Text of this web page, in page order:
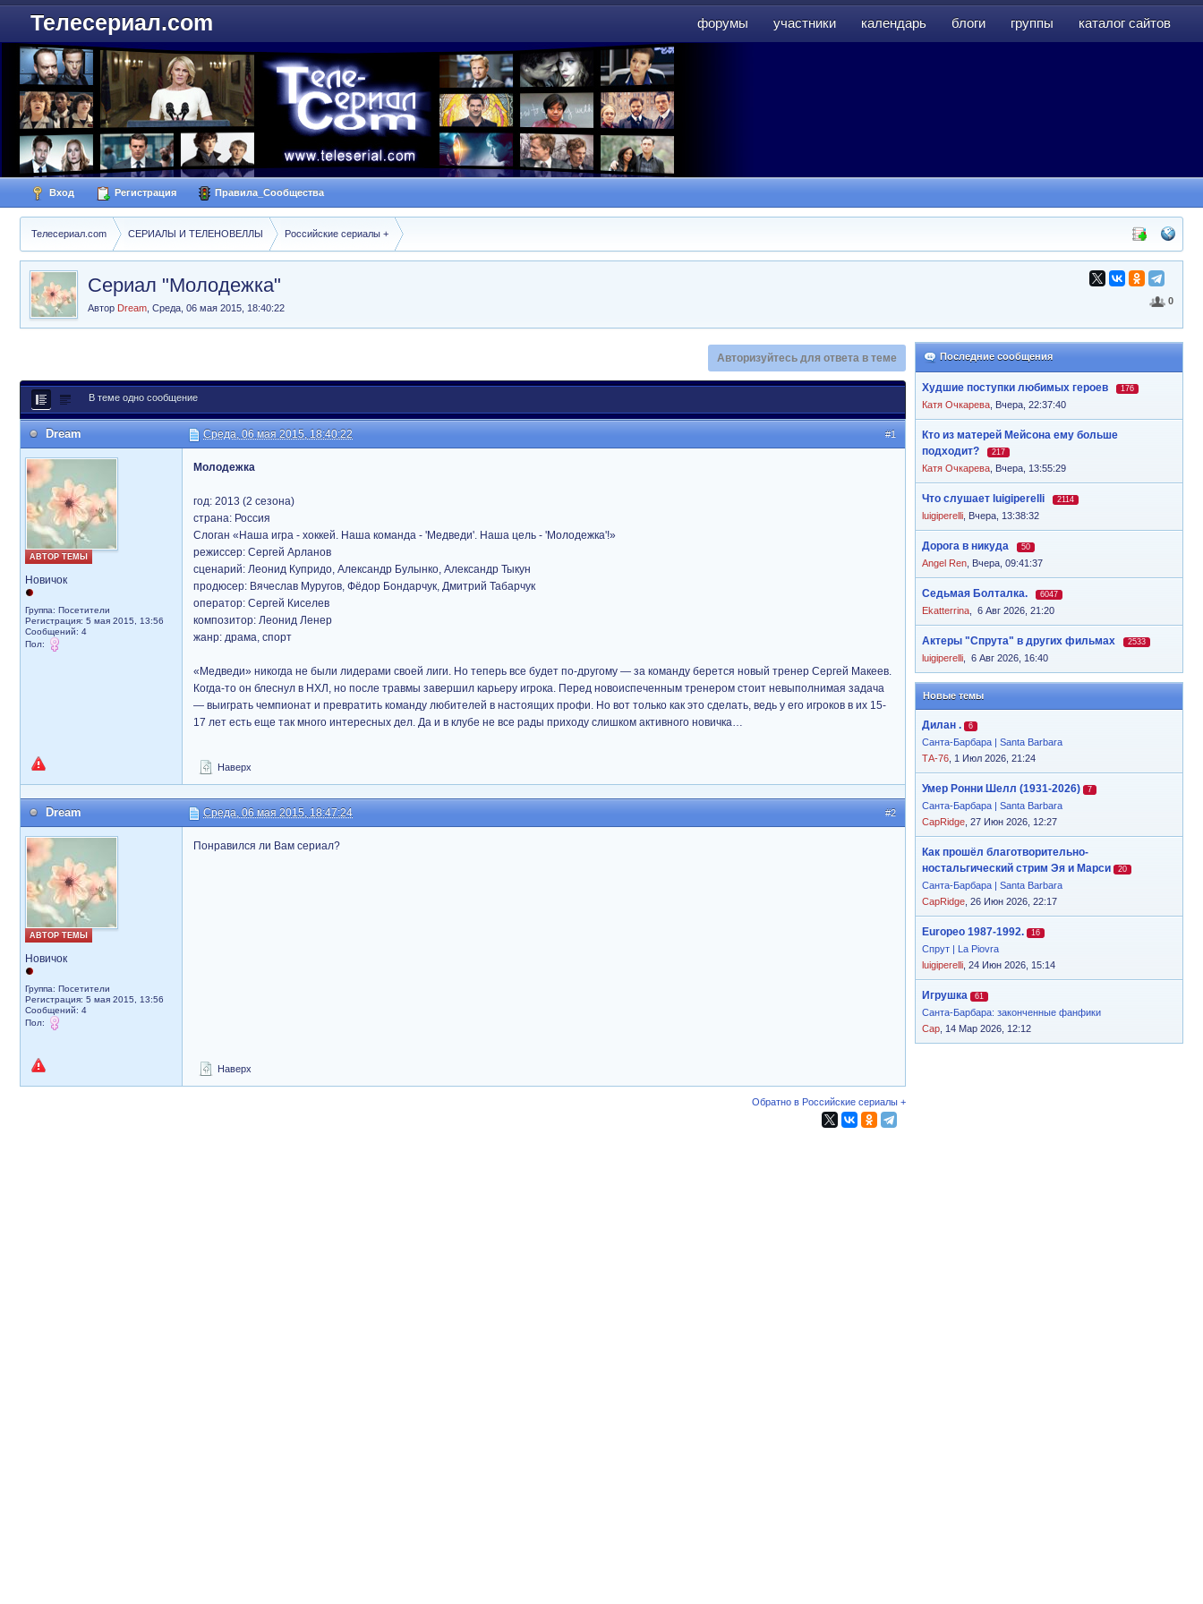
форумы участники календарь блоги группы каталог сайтов
Телесериал.com
Вход Регистрация Правила_Сообщества
Телесериал.com СЕРИАЛЫ И ТЕЛЕНОВЕЛЛЫ Российские сериалы +
0
Сериал "Молодежка"
Автор Dream Среда, 06 мая 2015, 18:40:22
Последние сообщения
Худшие поступки любимых героев 176
Катя Очкарева Вчера, 22:37:40
Кто из матерей Мейсона ему больше
подходит?
217
Катя Очкарева Вчера, 13:55:29
Что слушает luigiperelli 2114
luigiperelli Вчера, 13:38:32
Дорога в никуда 50
Angel Ren Вчера, 09:41:37
Седьмая Болталка. 6047
Ekatterrina 6 Авг 2026, 21:20
Актеры "Спрута" в других фильмах 2533
luigiperelli 6 Авг 2026, 16:40
Новые темы
Дилан . 6
Санта-Барбара | Santa Barbara
ТА-76 , 1 Июл 2026, 21:24
Умер Ронни Шелл (1931-2026) 7
Санта-Барбара | Santa Barbara
CapRidge , 27 Июн 2026, 12:27
Как прошёл благотворительно-
ностальгический стрим Эя и Марси
20
Санта-Барбара | Santa Barbara
CapRidge , 26 Июн 2026, 22:17
Europeo 1987-1992. 16
Спрут | La Piovra
luigiperelli , 24 Июн 2026, 15:14
Игрушка 61
Санта-Барбара: законченные фанфики
Cap , 14 Мар 2026, 12:12
Авторизуйтесь для ответа в теме
В теме одно сообщение
#1
Dream Среда, 06 мая 2015, 18:40:22
АВТОР ТЕМЫ
Новичок
Группа: Посетители
Регистрация: 5 мая 2015, 13:56
Сообщений: 4
Пол:
Молодежка
год: 2013 (2 сезона)
страна: Россия
Слоган «Наша игра - хоккей. Наша команда - 'Медведи'. Наша цель - 'Молодежка'!»
режиссер: Сергей Арланов
сценарий: Леонид Купридо, Александр Булынко, Александр Тыкун
продюсер: Вячеслав Муругов, Фёдор Бондарчук, Дмитрий Табарчук
оператор: Сергей Киселев
композитор: Леонид Ленер
жанр: драма, спорт
«Медведи» никогда не были лидерами своей лиги. Но теперь все будет по-другому — за команду берется новый тренер Сергей Макеев.
Когда-то он блеснул в НХЛ, но после травмы завершил карьеру игрока. Перед новоиспеченным тренером стоит невыполнимая задача
— выиграть чемпионат и превратить команду любителей в настоящих профи. Но вот только как это сделать, ведь у его игроков в их 15-
17 лет есть еще так много интересных дел. Да и в клубе не все рады приходу слишком активного новичка…
Наверх
#2
Dream Среда, 06 мая 2015, 18:47:24
АВТОР ТЕМЫ
Новичок
Группа: Посетители
Регистрация: 5 мая 2015, 13:56
Сообщений: 4
Пол:
Понравился ли Вам сериал?
Наверх
Обратно в Российские сериалы +